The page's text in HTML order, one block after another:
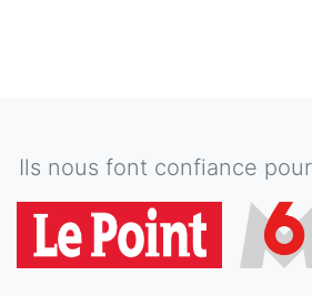
Ils nous font confiance